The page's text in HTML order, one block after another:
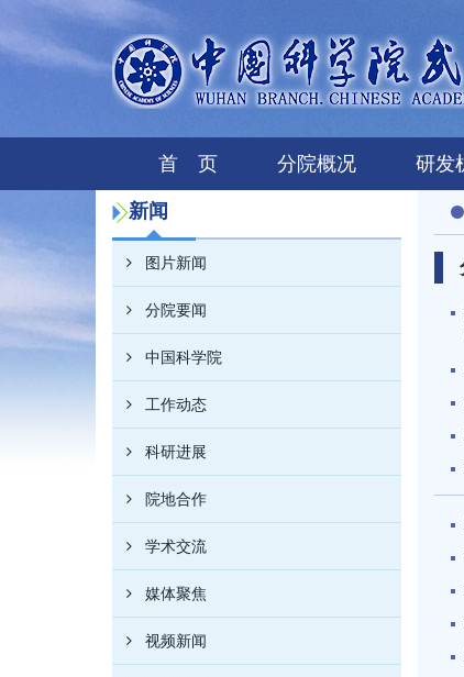
首 页 分院概况 研发
新闻
图片新闻
分院要闻
中国科学院
工作动态
科研进展
院地合作
学术交流
媒体聚焦
视频新闻